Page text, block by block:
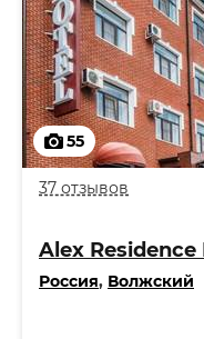
55
37 отзывов
Alex
Россия, Волжский